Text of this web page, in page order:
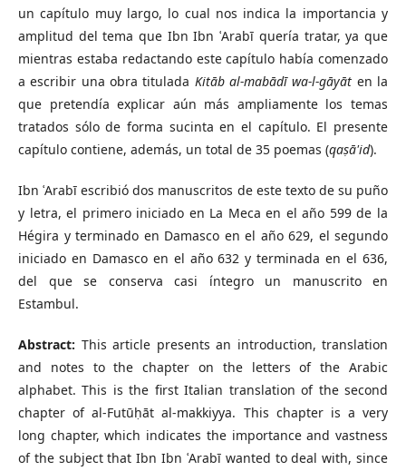
un capítulo muy largo, lo cual nos indica la importancia y
amplitud del tema que Ibn Ibn ʿArabī quería tratar, ya que
mientras estaba redactando este capítulo había comenzado
a escribir una obra titulada Kitāb al-mabādī wa-l-gāyāt en la
que pretendía explicar aún más ampliamente los temas
tratados sólo de forma sucinta en el capítulo. El presente
capítulo contiene, además, un total de 35 poemas (qaṣā'id).
Ibn ʿArabī escribió dos manuscritos de este texto de su puño
y letra, el primero iniciado en La Meca en el año 599 de la
Hégira y terminado en Damasco en el año 629, el segundo
iniciado en Damasco en el año 632 y terminada en el 636,
del que se conserva casi íntegro un manuscrito en
Estambul.
Abstract: This article presents an introduction, translation
and notes to the chapter on the letters of the Arabic
alphabet. This is the first Italian translation of the second
chapter of al-Futūḥāt al-makkiyya. This chapter is a very
long chapter, which indicates the importance and vastness
of the subject that Ibn Ibn ʿArabī wanted to deal with, since